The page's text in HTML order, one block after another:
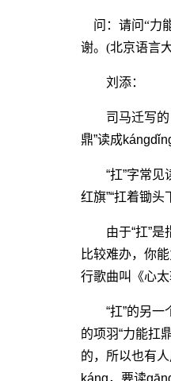
问：请问“力
谢。(北京语言
刘添：
司马迁写的《
鼎”读成
“扛”字常见读
红旗”“扛着锄头
由于“扛”是指
比较难办，你
行歌曲叫《心
“扛”的另一个
的项羽“力能扛
的，所以也有
káng，要读